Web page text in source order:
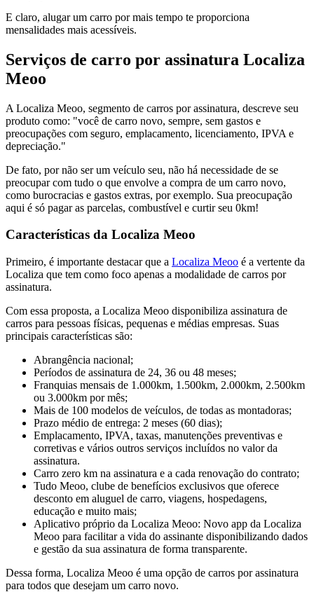
E claro, alugar um carro por mais tempo te proporciona
mensalidades mais acessíveis.
Serviços de carro por assinatura Localiza
Meoo
A Localiza Meoo, segmento de carros por assinatura, descreve seu
produto como: "você de carro novo, sempre, sem gastos e
preocupações com seguro, emplacamento, licenciamento, IPVA e
depreciação."
De fato, por não ser um veículo seu, não há necessidade de se
preocupar com tudo o que envolve a compra de um carro novo,
como burocracias e gastos extras, por exemplo. Sua preocupação
aqui é só pagar as parcelas, combustível e curtir seu 0km!
Características da Localiza Meoo
Primeiro, é importante destacar que a Localiza Meoo é a vertente da
Localiza que tem como foco apenas a modalidade de carros por
assinatura.
Com essa proposta, a Localiza Meoo disponibiliza assinatura de
carros para pessoas físicas, pequenas e médias empresas. Suas
principais características são:
Abrangência nacional;
Períodos de assinatura de 24, 36 ou 48 meses;
Franquias mensais de 1.000km, 1.500km, 2.000km, 2.500km
ou 3.000km por mês;
Mais de 100 modelos de veículos, de todas as montadoras;
Prazo médio de entrega: 2 meses (60 dias);
Emplacamento, IPVA, taxas, manutenções preventivas e
corretivas e vários outros serviços incluídos no valor da
assinatura.
Carro zero km na assinatura e a cada renovação do contrato;
Tudo Meoo, clube de benefícios exclusivos que oferece
desconto em aluguel de carro, viagens, hospedagens,
educação e muito mais;
Aplicativo próprio da Localiza Meoo: Novo app da Localiza
Meoo para facilitar a vida do assinante disponibilizando dados
e gestão da sua assinatura de forma transparente.
Dessa forma, Localiza Meoo é uma opção de carros por assinatura
para todos que desejam um carro novo.